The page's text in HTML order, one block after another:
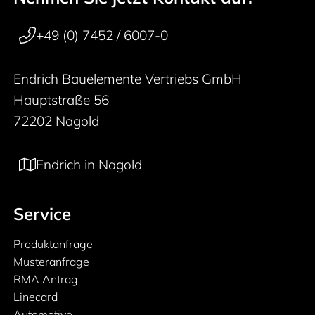
50 years
+49 (0) 7452 / 6007-0
Endrich Bauelemente Vertriebs GmbH
Hauptstraße 56
72202 Nagold
Endrich in Nagold
Service
Produktanfrage
Musteranfrage
RMA Antrag
Linecard